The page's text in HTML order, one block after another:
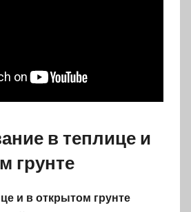
в теплице и
грунте
и в открытом грунте